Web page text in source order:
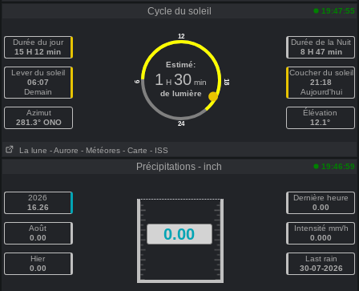
Cycle du soleil 19:47:55
Durée du jour
15 H 12 min
Lever du soleil
06:07
Demain
Azimut
281.3° ONO
12
24
6 18
Estimé:
1 H 30 min
de lumière
Durée de la Nuit
8 H 47 min
Coucher du soleil
21:18
Aujourd'hui
Élévation
12.1°
La lune - Aurore - Météores - Carte - ISS
Précipitations - inch 19:46:59
2026
16.26
Août
0.00
Hier
0.00
0.00
Dernière heure
0.00
Intensité mm/h
0.000
Last rain
30-07-2026